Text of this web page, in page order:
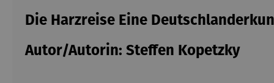
Die Harzreise Eine
Autor/Autorin: Steffen Kopetzky